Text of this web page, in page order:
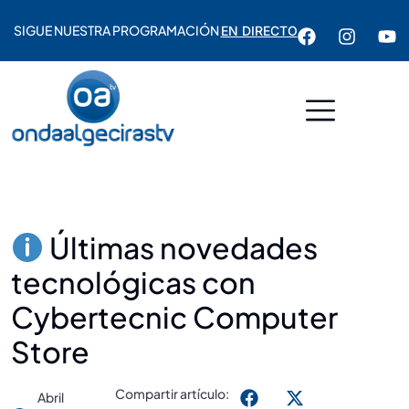
SIGUE NUESTRA PROGRAMACIÓNEN DIRECTO
Últimas novedades
tecnológicas con
Cybertecnic Computer
Store
Abril
Compartir artículo: